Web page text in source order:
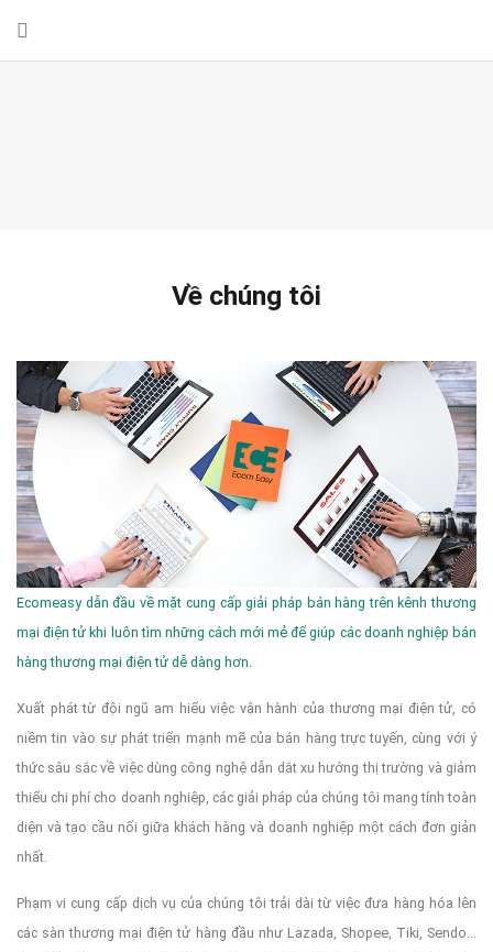
Về chúng tôi
Ecomeasy dẫn đầu về mặt cung cấp giải pháp bán hàng trên kênh thương
mại điện tử khi luôn tìm những cách mới mẻ để giúp các doanh nghiệp bán
hàng thương mại điện tử dễ dàng hơn.
Xuất phát từ đội ngũ am hiểu việc vận hành của thương mại điện tử, có
niềm tin vào sự phát triển mạnh mẽ của bán hàng trực tuyến, cùng với ý
thức sâu sắc về việc dùng công nghệ dẫn dắt xu hướng thị trường và giảm
thiểu chi phí cho doanh nghiệp, các giải pháp của chúng tôi mang tính toàn
diện và tạo cầu nối giữa khách hàng và doanh nghiệp một cách đơn giản
nhất.
Phạm vi cung cấp dịch vụ của chúng tôi trải dài từ việc đưa hàng hóa lên
các sàn thương mại điện tử hàng đầu như Lazada, Shopee, Tiki, Sendo...